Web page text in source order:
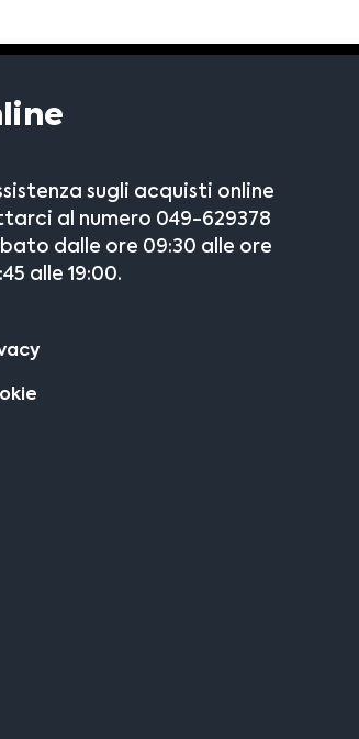
sugli acquisti online
al numero 049-629378
dalle ore 09:30 alle ore
alle 19:00.